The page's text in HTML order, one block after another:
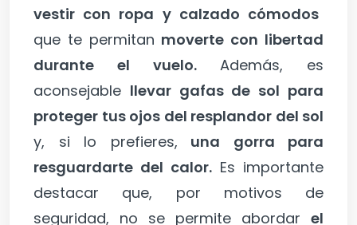
vestir con ropa y calzado cómodos
que te permitan moverte con libertad
durante el vuelo.Además, es
aconsejable llevar gafas de sol para
proteger tus ojos del resplandor del sol
y, si lo prefieres, una gorra para
resguardarte del calor. Es importante
destacar que, por motivos de
seguridad, no se permite abordar el